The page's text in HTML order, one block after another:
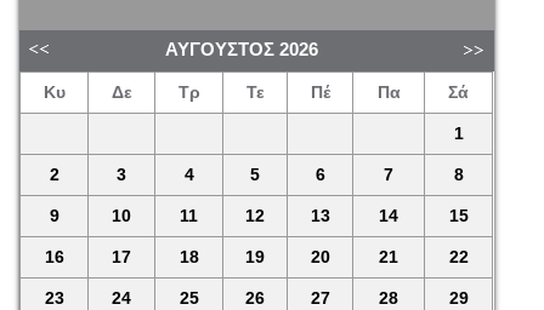
ΑΎΓΟΥΣΤΟΣ 2026
Κυ Δε Τρ Τε Πέ Πα Σά
1
2 3 4 5 6 7 8
9 10 11 12 13 14 15
16 17 18 19 20 21 22
23 24 25 26 27 28 29